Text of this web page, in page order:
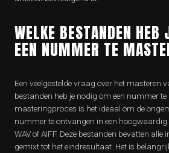
WELKE BESTANDEN HEB
EEN ​​NUMMER TE
Een veelgestelde vraag over het masteren
bestanden heb je nodig om een nummer te
masteringproces is het ideaal om de
nummer te ontvangen in een
WAV of AIFF. Deze bestanden bevatten
gemixt tot het eindresultaat. Het is